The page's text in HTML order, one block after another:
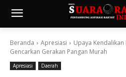
Beranda Apresiasi
Upaya
Gencarkan Gerakan Pangan Murah
Apresiasi Daerah